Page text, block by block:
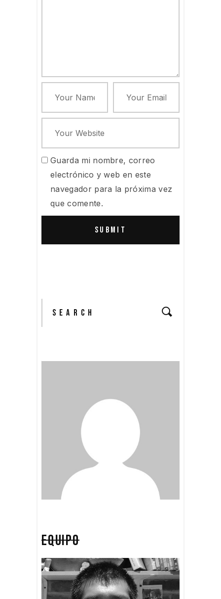
Guarda mi nombre, correo
electrónico y web en este
navegador para la próxima vez
que comente.
EQUIPO